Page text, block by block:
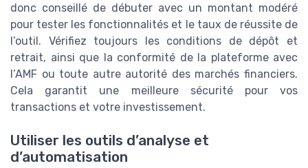
donc conseillé de débuter avec un montant modéré
pour tester les fonctionnalités et le taux de réussite de
l’outil. Vérifiez toujours les conditions de dépôt et
retrait, ainsi que la conformité de la plateforme avec
l’AMF ou toute autre autorité des marchés financiers.
Cela garantit une meilleure sécurité pour vos
transactions et votre investissement.
Utiliser les outils d’analyse et
d’automatisation